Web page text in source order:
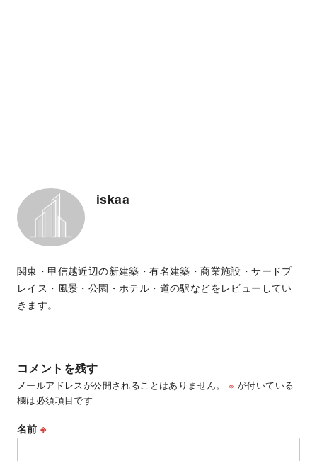
iskaa
関東・甲信越近辺の新建築・有名建築・商業施設・サードプ
レイス・風景・公園・ホテル・道の駅などをレビューしてい
きます。
コメントを残す
メールアドレスが公開されることはありません。 ※ が付いている
欄は必須項目です
名前※